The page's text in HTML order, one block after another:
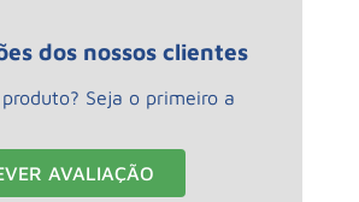
dos nossos clientes
produto? Seja o primeiro a
AVALIAÇÃO